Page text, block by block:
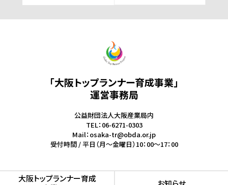
「大阪トップランナー育成事業」
運営事務局
公益財団法人大阪産業局内
TEL：06-6271-0303
Mail：osaka-tr@obda.or.jp
受付時間 / 平日（月～金曜日）10：00～17：00
⼤阪トップランナー育成